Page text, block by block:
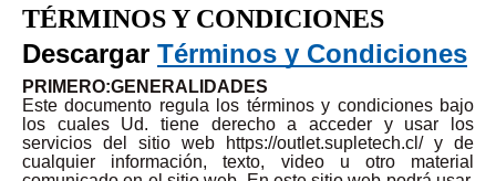
TÉRMINOS Y CONDICIONES
Descargar Términos y Condiciones
PRIMERO:GENERALIDADES
Este documento regula los términos y condiciones bajo
los cuales Ud. tiene derecho a acceder y usar los
servicios del sitio web https://outlet.supletech.cl/ y de
cualquier información, texto, video u otro material